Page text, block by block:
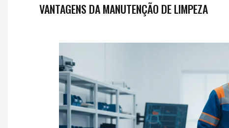
VANTAGENS DA MANUTENÇÃO DE LIMPEZA